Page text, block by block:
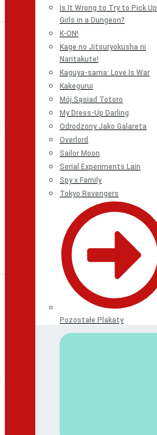
Is It Wrong to Try to Pick Up
Girls in a Dungeon?
K-ON!
Kage no Jitsuryokusha ni
Naritakute!
Kaguya-sama: Love Is War
Kakegurui
Mój Sąsiad Totoro
My Dress-Up Darling
Odrodzony Jako Galareta
Overlord
Sailor Moon
Serial Experiments Lain
Spy x Family
Tokyo Revengers
Pozostałe Plakaty